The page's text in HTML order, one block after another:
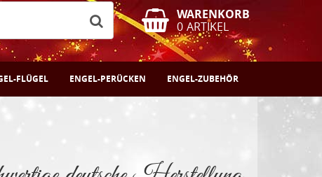
WARENKORB
0 ARTIKEL
FLÜGEL ENGEL-PERÜCKEN ENGEL-ZUBEHÖR